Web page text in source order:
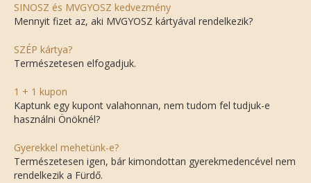
SINOSZ és MVGYOSZ kedvezmény
Mennyit fizet az, aki MVGYOSZ kártyával rendelkezik?
SZÉP kártya?
Természetesen elfogadjuk.
1 + 1 kupon
Kaptunk egy kupont valahonnan, nem tudom fel tudjuk-e
használni Önöknél?
Gyerekkel mehetünk-e?
Természetesen igen, bár kimondottan gyerekmedencével nem
rendelkezik a Fürdő.